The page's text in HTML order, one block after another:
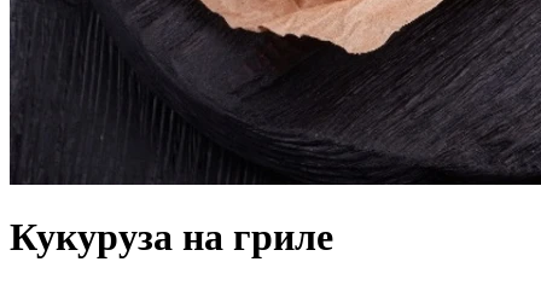
Кукуруза на гриле